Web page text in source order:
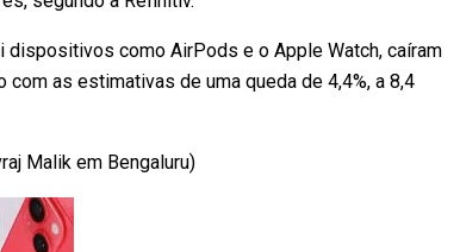
como AirPods e o Apple Watch, caíram
as estimativas de uma queda de 4,4%, a 8,4
Malik em Bengaluru)